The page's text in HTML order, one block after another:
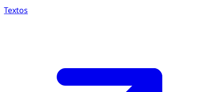
Textos